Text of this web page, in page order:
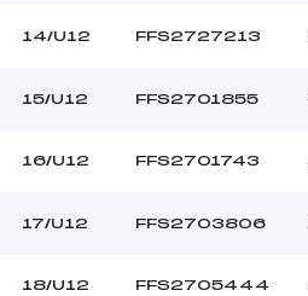
14/U12 FFS2727213
15/U12 FFS2701855
16/U12 FFS2701743
17/U12 FFS2703806
18/U12 FFS2705444